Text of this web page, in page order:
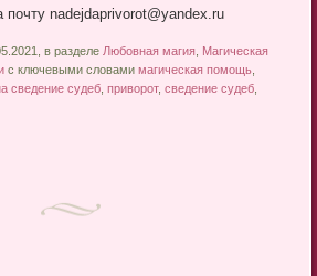
nadejdaprivorot@yandex.ru
в разделе Любовная магия Магическая
с ключевыми словамимагическая помощь
сведение судеб ,приворот,сведение судеб